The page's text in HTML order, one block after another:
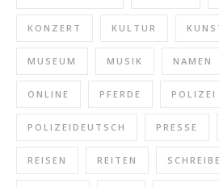
KONZERT KULTUR
MUSEUM MUSIK NAMEN
ONLINE PFERDE POLIZEI
POLIZEIDEUTSCH PRESSE
REISEN REITEN